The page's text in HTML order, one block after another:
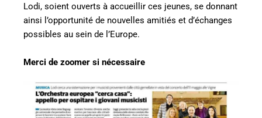
Lodi, soient ouverts à accueillir ces jeunes, se donnant
ainsi l’opportunité de nouvelles amitiés et d’échanges
possibles au sein de l’Europe.
Merci de zoomer si nécessaire